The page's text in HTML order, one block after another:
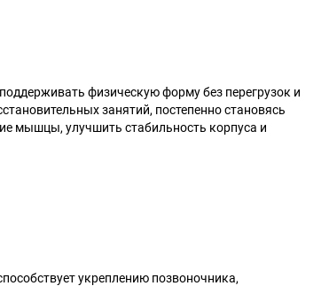
физическую форму без перегрузок и
занятий, постепенно становясь
мышцы, улучшить стабильность корпуса и
укреплению позвоночника,